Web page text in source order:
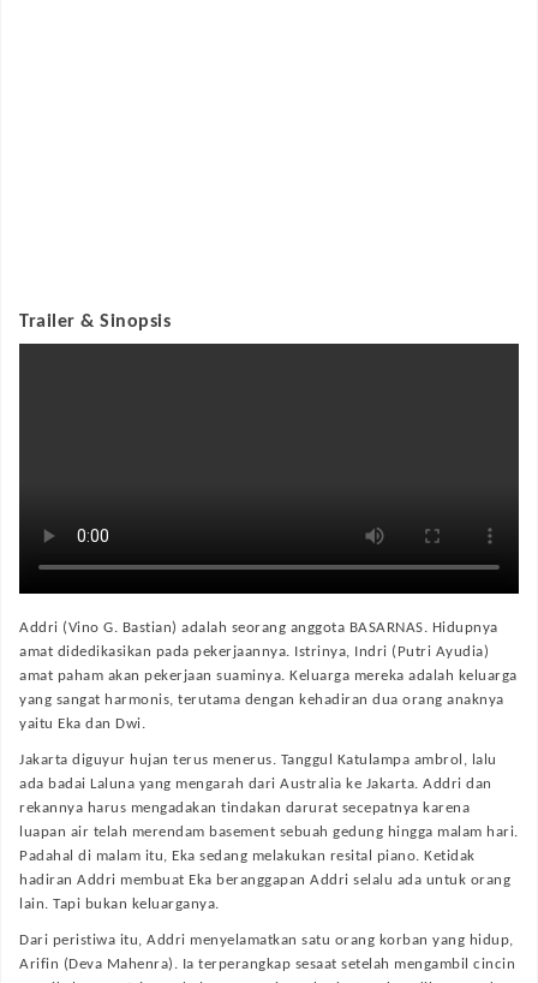
Trailer & Sinopsis
Addri (Vino G. Bastian) adalah seorang anggota BASARNAS. Hidupnya
amat didedikasikan pada pekerjaannya. Istrinya, Indri (Putri Ayudia)
amat paham akan pekerjaan suaminya. Keluarga mereka adalah keluarga
yang sangat harmonis, terutama dengan kehadiran dua orang anaknya
yaitu Eka dan Dwi.
Jakarta diguyur hujan terus menerus. Tanggul Katulampa ambrol, lalu
ada badai Laluna yang mengarah dari Australia ke Jakarta. Addri dan
rekannya harus mengadakan tindakan darurat secepatnya karena
luapan air telah merendam basement sebuah gedung hingga malam hari.
Padahal di malam itu, Eka sedang melakukan resital piano. Ketidak
hadiran Addri membuat Eka beranggapan Addri selalu ada untuk orang
lain. Tapi bukan keluarganya.
Dari peristiwa itu, Addri menyelamatkan satu orang korban yang hidup,
Arifin (Deva Mahenra). Ia terperangkap sesaat setelah mengambil cincin